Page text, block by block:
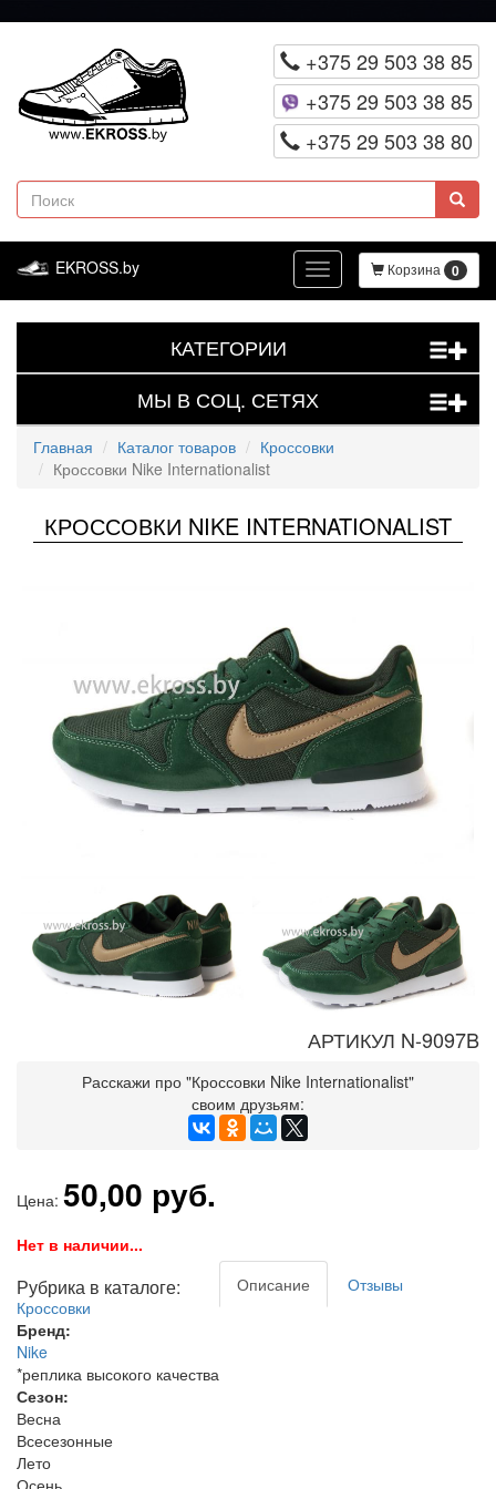
основному
содержанию
+375 29 503 38 85
+375 29 503 38 85
+375 29 503 38 80
EKROSS.by
Корзина 0
Toggle
navigation
+
КАТЕГОРИИ
+
МЫ В СОЦ. СЕТЯХ
Главная Каталог товаров
Кроссовки
Кроссовки Nike Internationalist
КРОССОВКИ NIKE INTERNATIONALIST
АРТИКУЛ N-9097B
Расскажи про "Кроссовки Nike Internationalist"
своим друзьям:
Цена: 50,00 руб.
Нет в наличии...
Рубрика в каталоге:
Кроссовки
Бренд:
Nike
*реплика высокого качества
Сезон:
Весна
Всесезонные
Лето
Осень
Описание Отзывы